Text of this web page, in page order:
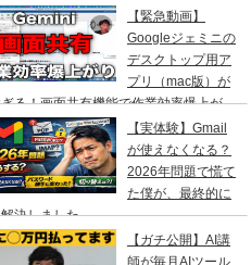
になりました。AI初心者の社長向け
【緊急動画】
Googleジェミニの
デスクトップ用ア
プリ（mac版）が
る！画面共有機能で作業効率爆上が
【実体験】Gmail
が使えなくなる？
2026年問題で慌て
た僕が、最終的に
決しました
【ガチ公開】AI講
師が毎月AIツール